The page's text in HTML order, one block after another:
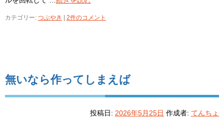
カテゴリー: つぶやき | 2件のコメント
無いなら作ってしまえば
投稿日: 2026年5月25日 作成者: てんちょ